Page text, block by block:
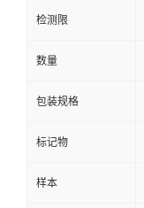
检测限
数量
包装规格
标记物
样本